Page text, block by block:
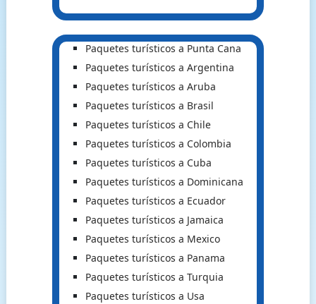
Paquetes turísticos a Punta Cana
Paquetes turísticos a Argentina
Paquetes turísticos a Aruba
Paquetes turísticos a Brasil
Paquetes turísticos a Chile
Paquetes turísticos a Colombia
Paquetes turísticos a Cuba
Paquetes turísticos a Dominicana
Paquetes turísticos a Ecuador
Paquetes turísticos a Jamaica
Paquetes turísticos a Mexico
Paquetes turísticos a Panama
Paquetes turísticos a Turquia
Paquetes turísticos a Usa